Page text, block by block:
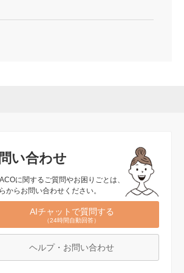
い合わせ
に関するご質問やお困りごとは、
からお問い合わせください。
AIチャットで質問する
（24時間自動回答）
ヘルプ・お問い合わせ